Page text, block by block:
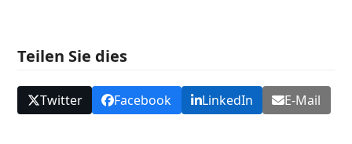
Teilen Sie dies
Twitter Facebook LinkedIn E-Mail